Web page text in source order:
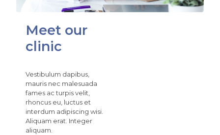
Meet our
clinic
Vestibulum dapibus,
mauris nec malesuada
fames ac turpis velit,
rhoncus eu, luctus et
interdum adipiscing wisi.
Aliquam erat. Integer
aliquam.